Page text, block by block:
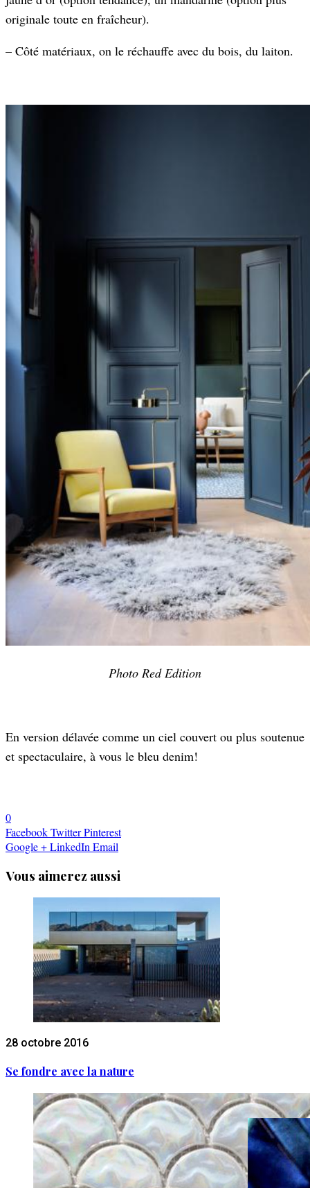
originale toute en fraîcheur).
– Côté matériaux, on le réchauffe avec du bois, du laiton.
Photo Red Edition
En version délavée comme un ciel couvert ou plus soutenue
et spectaculaire, à vous le bleu denim!
0
FacebookTwitterPinterest
Google +LinkedInEmail
Vous aimerez aussi
28 octobre 2016
Se fondre avec la nature